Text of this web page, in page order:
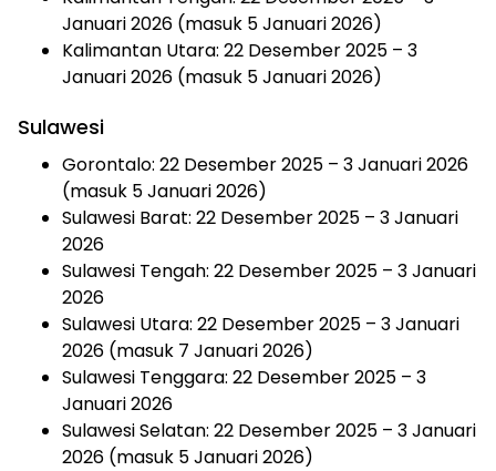
Januari 2026 (masuk 5 Januari 2026)
Kalimantan Utara: 22 Desember 2025 – 3
Januari 2026 (masuk 5 Januari 2026)
Sulawesi
Gorontalo: 22 Desember 2025 – 3 Januari 2026
(masuk 5 Januari 2026)
Sulawesi Barat: 22 Desember 2025 – 3 Januari
2026
Sulawesi Tengah: 22 Desember 2025 – 3 Januari
2026
Sulawesi Utara: 22 Desember 2025 – 3 Januari
2026 (masuk 7 Januari 2026)
Sulawesi Tenggara: 22 Desember 2025 – 3
Januari 2026
Sulawesi Selatan: 22 Desember 2025 – 3 Januari
2026 (masuk 5 Januari 2026)